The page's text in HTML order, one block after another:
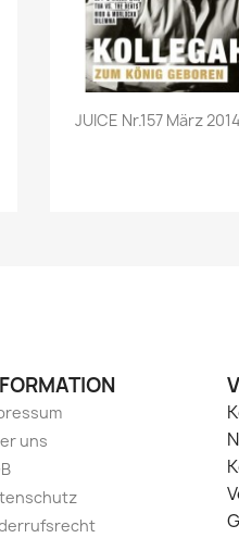
Vorschau
JUICE Nr.157 März
uns